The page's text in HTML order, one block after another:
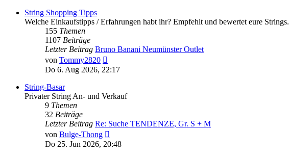
String Shopping Tipps
Welche Einkaufstipps / Erfahrungen habt ihr? Empfehlt und bewertet eure Strings.
155 Themen
1107 Beiträge
Letzter Beitrag Bruno Banani Neumünster Outlet
von Tommy2820
Beitrag
Do 6. Aug 2026, 22:17
String-Basar
Privater String An- und Verkauf
9 Themen
32 Beiträge
Letzter Beitrag Re: Suche TENDENZE, Gr. S + M
von Bulge-Thong
Beitrag
Do 25. Jun 2026, 20:48